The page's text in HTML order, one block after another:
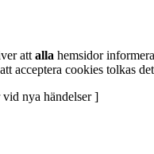
att alla hemsidor
acceptera cookies tolkas
nya händelser ]